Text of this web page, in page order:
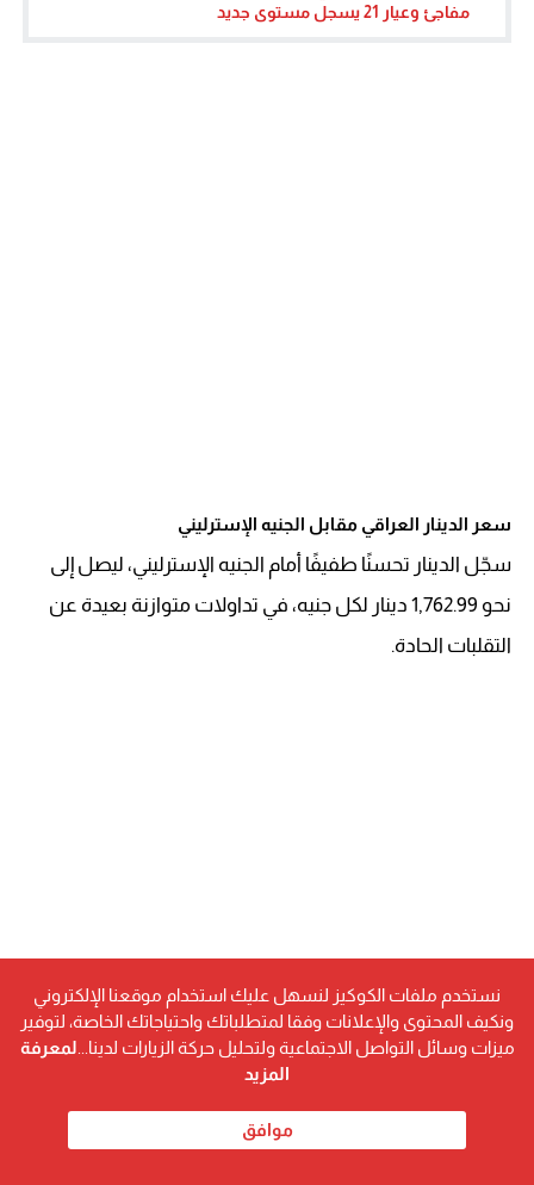
مفاجئ وعيار 21 يسجل مستوى جديد
سعر الدينار العراقي مقابل الجنيه الإسترليني
سجّل الدينار تحسنًا طفيفًا أمام الجنيه الإسترليني، ليصل إلى
نحو 1,762.99 دينار لكل جنيه، في تداولات متوازنة بعيدة عن
التقلبات الحادة.
سعر الدينار العراقي أمام العملات الخليجية
نستخدم ملفات الكوكيز لنسهل عليك استخدام موقعنا الإلكتروني
ونكيف المحتوى والإعلانات وفقا لمتطلباتك واحتياجاتك الخاصة، لتوفير
ميزات وسائل التواصل الاجتماعية ولتحليل حركة الزيارات لدينا... لمعرفة
المزيد
موافق